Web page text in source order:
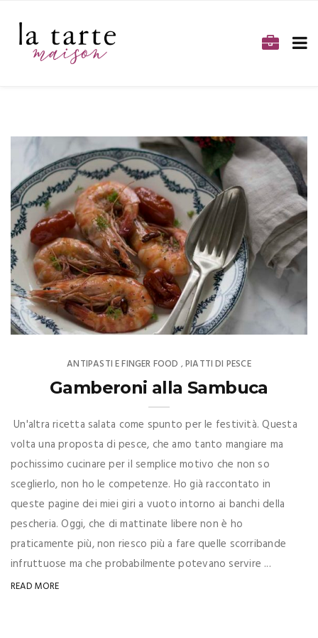
ANTIPASTI E FINGER FOOD ,PIATTI DI PESCE
Gamberoni alla Sambuca
Un'altra ricetta salata come spunto per le festività. Questa
volta una proposta di pesce, che amo tanto mangiare ma
pochissimo cucinare per il semplice motivo che non so
sceglierlo, non ho le competenze. Ho già raccontato in
queste pagine dei miei giri a vuoto intorno ai banchi della
pescheria. Oggi, che di mattinate libere non è ho
praticamente più, non riesco più a fare quelle scorribande
infruttuose ma che probabilmente potevano servire ...
READ MORE